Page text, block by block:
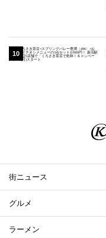
街ニュース
グルメ
ラーメン